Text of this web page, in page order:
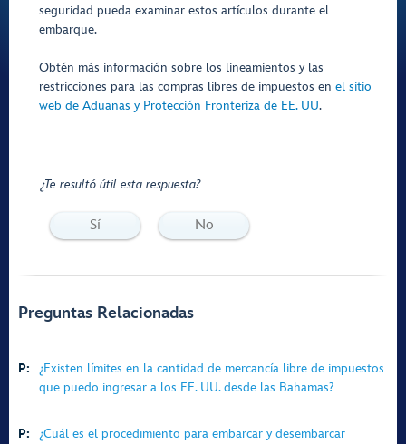
seguridad pueda examinar estos artículos durante el
embarque.
Obtén más información sobre los lineamientos y las
restricciones para las compras libres de impuestos en el sitio
web de Aduanas y Protección Fronteriza de EE. UU.
¿Te resultó útil esta respuesta?
Sí No
Preguntas Relacionadas
P:
¿Existen límites en la cantidad de mercancía libre de impuestos
que puedo ingresar a los EE. UU. desde las Bahamas?
P:
¿Cuál es el procedimiento para embarcar y desembarcar